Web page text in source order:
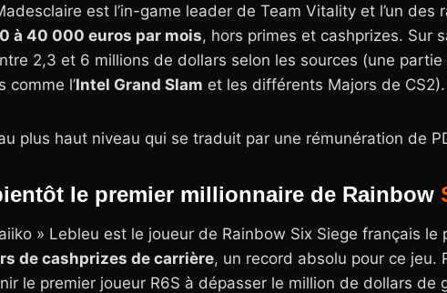
est l’in-game leader de Team Vitality et l’un
à 40 000 euros par mois, hors primes et cashprizes. Sur
2,3 et 6 millions de dollars selon les sources (une partie
comme l’Intel Grand Slam et les différents Majors de CS2).
plus haut niveau qui se traduit par une rémunération de
le premier millionnaire de Rainbow
» Lebleu est le joueur de Rainbow Six Siege français le
de cashprizes de carrière, un record absolu pour ce jeu.
le premier joueur R6S à dépasser le million de dollars de